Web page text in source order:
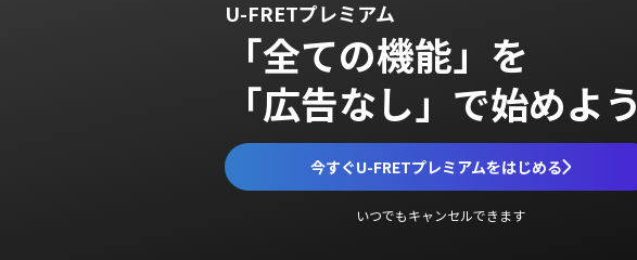
U-FRETプレミアム
「全ての機能」を
「広告なし」で始めよう
今すぐU-FRETプレミアムをはじめる
いつでもキャンセルできます